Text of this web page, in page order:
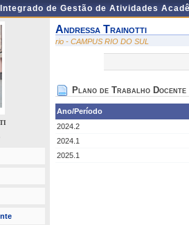
de Gestão de Atividades
Andressa Trainotti
rio - CAMPUS RIO DO SUL
Plano de Trabalho Docente
Ano/Período
2024.2
2024.1
2025.1